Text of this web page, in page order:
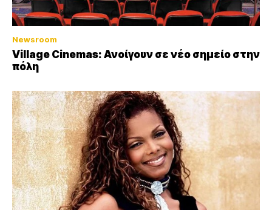
Newsroom
Village Cinemas: Ανοίγουν σε νέο σημείο στην
πόλη